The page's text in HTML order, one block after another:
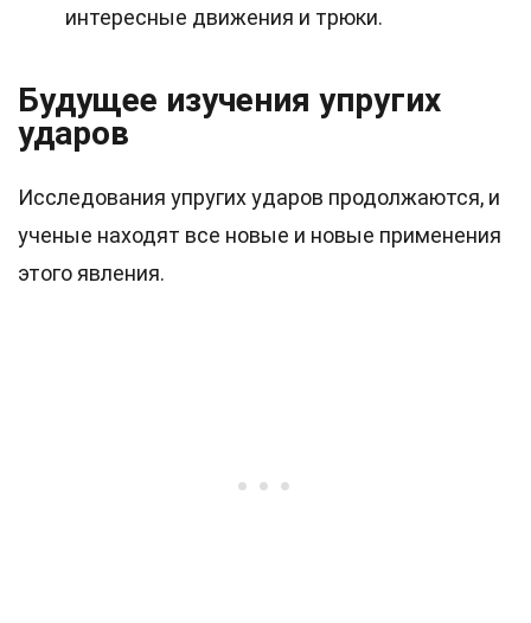
интересные движения и трюки.
Будущее изучения упругих
ударов
Исследования упругих ударов продолжаются, и
ученые находят все новые и новые применения
этого явления.